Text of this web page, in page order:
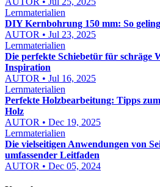
Lernmaterialien
DIY Kernbohrung 150 mm: So
AUTOR • Jul 23, 2025
Lernmaterialien
Die perfekte Schiebetür für schräge
Inspiration
AUTOR • Jul 16, 2025
Lernmaterialien
Perfekte Holzbearbeitung: Tipps
Holz
AUTOR • Dec 19, 2025
Lernmaterialien
Die vielseitigen Anwendungen von
umfassender Leitfaden
AUTOR • Dec 05, 2024